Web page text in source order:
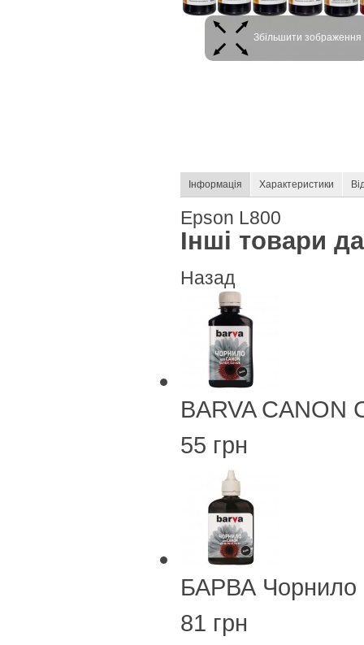
Збільшити зображення
Інформація Характеристики
Epson L800
Інші товари
Назад
BARVA CANON
55 грн
БАРВА Чорнило
81 грн